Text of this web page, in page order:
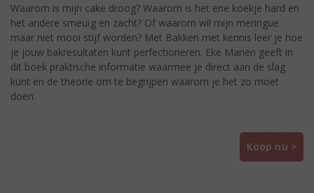
Waarom is mijn cake droog? Waarom is het ene koekje hard en
het andere smeuïg en zacht? Of waarom wil mijn meringue
maar niet mooi stijf worden? Met Bakken met kennis leer je hoe
je jouw bakresultaten kunt perfectioneren. Eke Mariën geeft in
dit boek praktische informatie waarmee je direct aan de slag
kunt en de theorie om te begrijpen waarom je het zo moet
doen.
Koop nu >